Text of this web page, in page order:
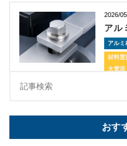
2026/
アル
アルミ
材料置
大電流
おす